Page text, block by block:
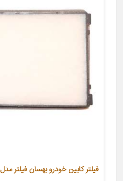
فیلتر کابین خودرو بهسان فیلتر مدل BSPLUS